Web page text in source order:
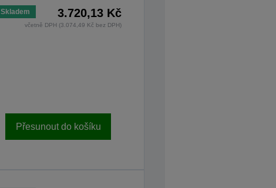
Skladem 3.720,13 Kč
včetně DPH (3.074,49 Kč bez DPH)
Přesunout do košíku